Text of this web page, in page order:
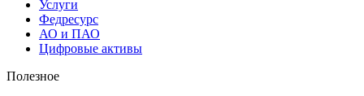
Услуги
Федресурс
АО и ПАО
Цифровые активы
Полезное